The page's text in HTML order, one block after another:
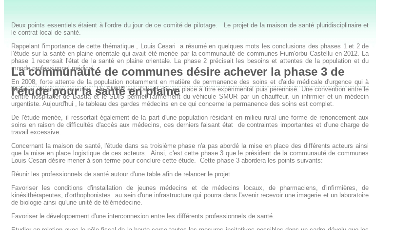
La communauté de communes désire achever la phase 3 de
l'étude pour la santé en plaine
Deux points essentiels étaient à l'ordre du jour de ce comité de pilotage. Le projet de la maison de santé pluridisciplinaire et
le contrat local de santé.
Rappelant l'importance de cette thématique , Louis Cesari a résumé en quelques mots les conclusions des phases 1 et 2 de
l'étude sur la santé en plaine orientale qui avait été menée par la communauté de communes Fium'orbu Castellu en 2012. La
phase 1 recensait l'état de la santé en plaine orientale. La phase 2 précisait les besoins et attentes de la population et du
monde professionnel médical.
En 2008, forte attente de la population notamment en matière de permanence des soins et d'aide médicale d'urgence qui à
l'époque n'était pas assurée. Un SMUR est d'abord mis en place à titre expérimental puis pérennisé. Une convention entre le
centre hospitalier de Bastia et le SDIS permet l'armement du véhicule SMUR par un chauffeur, un infirmier et un médecin
urgentiste. Aujourd'hui , le tableau des gardes médecins en ce qui concerne la permanence des soins est complet.
De l'étude menée, il ressortait également de la part d'une population résidant en milieu rural une forme de renoncement aux
soins en raison de difficultés d'accès aux médecins, ces derniers faisant état de contraintes importantes et d'une charge de
travail excessive.
Concernant la maison de santé, l'étude dans sa troisième phase n'a pas abordé la mise en place des différents acteurs ainsi
que la mise en place logistique de ces acteurs. Ainsi, c'est cette phase 3 que le président de la communauté de communes
Louis Cesari désire mener à son terme pour conclure cette étude. Cette phase 3 abordera les points suivants:
Réunir les professionnels de santé autour d'une table afin de relancer le projet
Favoriser les conditions d'installation de jeunes médecins et de médecins locaux, de pharmaciens, d'infirmières, de
kinésithérapeutes, d'orthophonistes au sein d'une infrastructure qui pourra dans l'avenir recevoir une imagerie et un laboratoire
de biologie ainsi qu'une unité de télémédecine.
Favoriser le développement d'une interconnexion entre les différents professionnels de santé.